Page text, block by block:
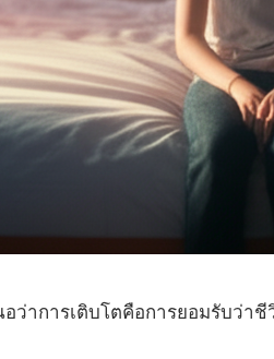
ว่าการเติบโตคือการยอมรับว่